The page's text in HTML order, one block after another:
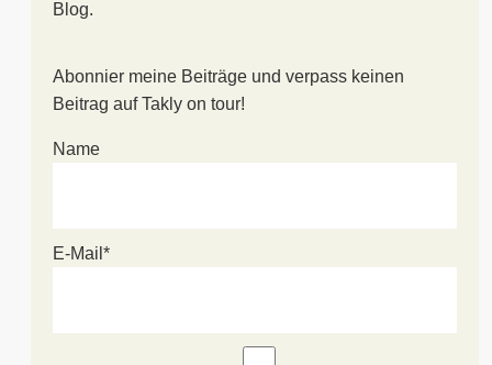
Blog.
Abonnier meine Beiträge und verpass keinen
Beitrag auf Takly on tour!
Name
E-Mail*